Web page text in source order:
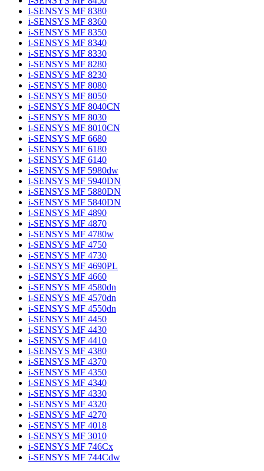
i-SENSYS MF 8380
i-SENSYS MF 8360
i-SENSYS MF 8350
i-SENSYS MF 8340
i-SENSYS MF 8330
i-SENSYS MF 8280
i-SENSYS MF 8230
i-SENSYS MF 8080
i-SENSYS MF 8050
i-SENSYS MF 8040CN
i-SENSYS MF 8030
i-SENSYS MF 8010CN
i-SENSYS MF 6680
i-SENSYS MF 6180
i-SENSYS MF 6140
i-SENSYS MF 5980dw
i-SENSYS MF 5940DN
i-SENSYS MF 5880DN
i-SENSYS MF 5840DN
i-SENSYS MF 4890
i-SENSYS MF 4870
i-SENSYS MF 4780w
i-SENSYS MF 4750
i-SENSYS MF 4730
i-SENSYS MF 4690PL
i-SENSYS MF 4660
i-SENSYS MF 4580dn
i-SENSYS MF 4570dn
i-SENSYS MF 4550dn
i-SENSYS MF 4450
i-SENSYS MF 4430
i-SENSYS MF 4410
i-SENSYS MF 4380
i-SENSYS MF 4370
i-SENSYS MF 4350
i-SENSYS MF 4340
i-SENSYS MF 4330
i-SENSYS MF 4320
i-SENSYS MF 4270
i-SENSYS MF 4018
i-SENSYS MF 3010
i-SENSYS MF 746Cx
i-SENSYS MF 744Cdw